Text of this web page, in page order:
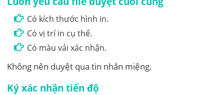
Có kích thước hình in.
Có vị trí in cụ thể.
Có màu vải xác nhận.
Không nên duyệt qua tin nhắn miệng.
Ký xác nhận tiến độ